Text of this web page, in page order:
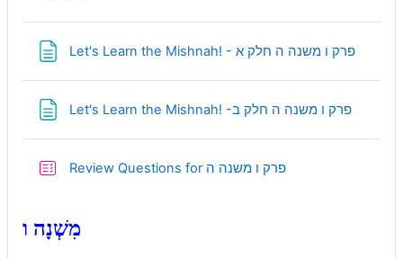
Let's Learn the Mishnah! - פרק ו משנה ה חלק אPage
Let's Learn the Mishnah! -פרק ו משנה ה חלק בPage
Review Questions for פרק ו משנה הQuiz
מִשְׁנָה ו